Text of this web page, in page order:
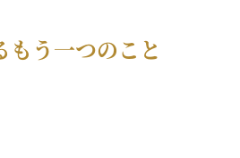
う一つのこと